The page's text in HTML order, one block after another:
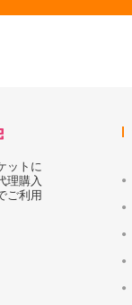
ットに
理購入
ご利用